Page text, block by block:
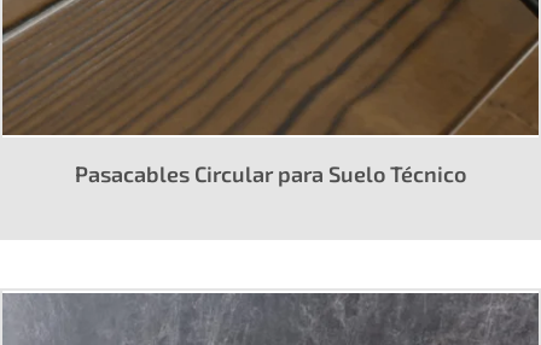
Pasacables Circular para Suelo Técnico